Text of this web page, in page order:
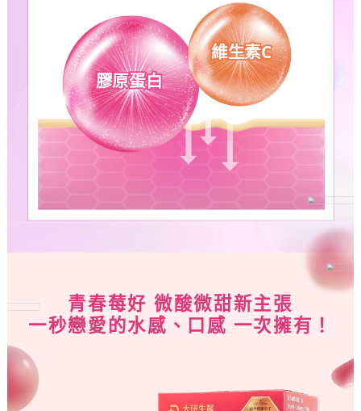
膠原蛋白
維生素C
青春莓好 微酸微甜新主張
一秒戀愛的水感、口感 一次擁有！